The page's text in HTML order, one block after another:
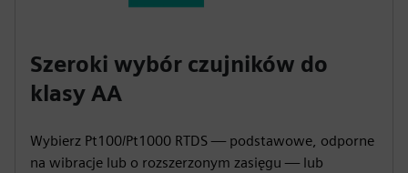
Szeroki wybór czujników do
klasy AA
Wybierz Pt100/Pt1000 RTDS — podstawowe, odporne
na wibracje lub o rozszerzonym zasięgu — lub